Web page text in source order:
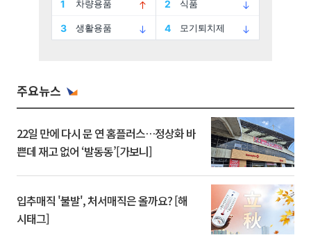
주요뉴스
22일 만에 다시 문 연 홈플러스…정상화 바
쁜데 재고 없어 ‘발동동’[가보니]
입추매직 '불발', 처서매직은 올까요? [해
시태그]